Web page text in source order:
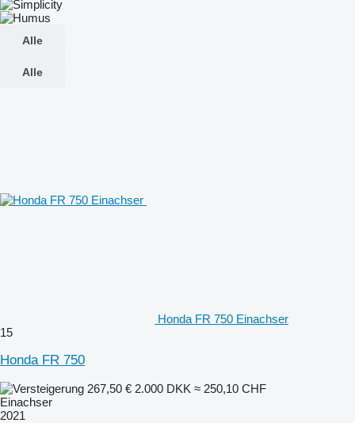
Alle
Alle
Honda FR 750 Einachser
15
Honda FR 750
267,50 € 2.000 DKK ≈ 250,10 CHF
Einachser
2021